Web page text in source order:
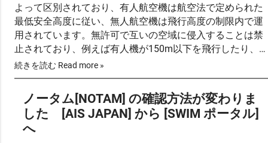
よって区別されており、有人航空機は航空法で定められた
最低安全高度に従い、無人航空機は飛行高度の制限内で運
用されています。無許可で互いの空域に侵入することは禁
止されており、例えば有人機が150m以下を飛行したり、
逆に無人機が150m以上の上空を飛行したりすることは原
則として認められていません。（許可が必要という事で
す） 空港やヘリポート周辺で無人航空機…
続きを読む Read more »
ノータム[NOTAM] の確認方法が変わりま
した [AIS JAPAN] から [SWIM ポータル]
へ